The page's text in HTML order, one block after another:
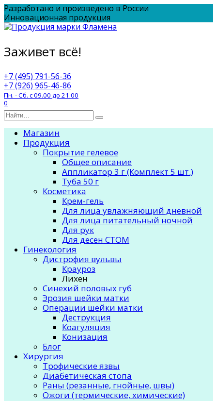
Перейти
к
содержанию
Разработано и произведено в России
Инновационная продукция
Заживет всё!
+7 (495) 791-56-36
+7 (926) 965-46-86
Пн. - Сб. с 09.00 до 21.00
0
Search
for:
Магазин
Продукция
Покрытие гелевое
Общее описание
Аппликатор 3 г (Комплект 5 шт.)
Туба 50 г
Косметика
Крем-гель
Для лица увлажняющий дневной
Для лица питательный ночной
Для рук
Для десен СТОМ
Гинекология
Дистрофия вульвы
Крауроз
Лихен
Синехий половых губ
Эрозия шейки матки
Операции шейки матки
Деструкция
Коагуляция
Конизация
Блог
Хирургия
Трофические язвы
Диабетическая стопа
Раны (резанные, гнойные, швы)
Ожоги (термические, химические)